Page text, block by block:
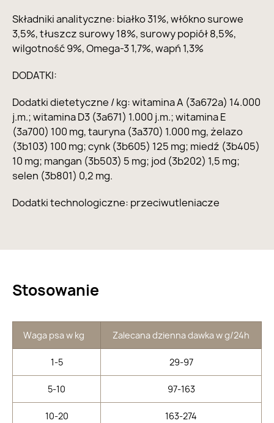
Składniki analityczne: białko 31%, włókno surowe
3,5%, tłuszcz surowy 18%, surowy popiół 8,5%,
wilgotność 9%, Omega-3 1,7%, wapń 1,3%
DODATKI:
Dodatki dietetyczne / kg: witamina A (3a672a) 14.000
j.m.; witamina D3 (3a671) 1.000 j.m.; witamina E
(3a700) 100 mg, tauryna (3a370) 1.000 mg, żelazo
(3b103) 100 mg; cynk (3b605) 125 mg; miedź (3b405)
10 mg; mangan (3b503) 5 mg; jod (3b202) 1,5 mg;
selen (3b801) 0,2 mg.
Dodatki technologiczne: przeciwutleniacze
Stosowanie
Waga psa w kg Zalecana dzienna dawka w g/24h
1-5 29-97
5-10 97-163
10-20 163-274